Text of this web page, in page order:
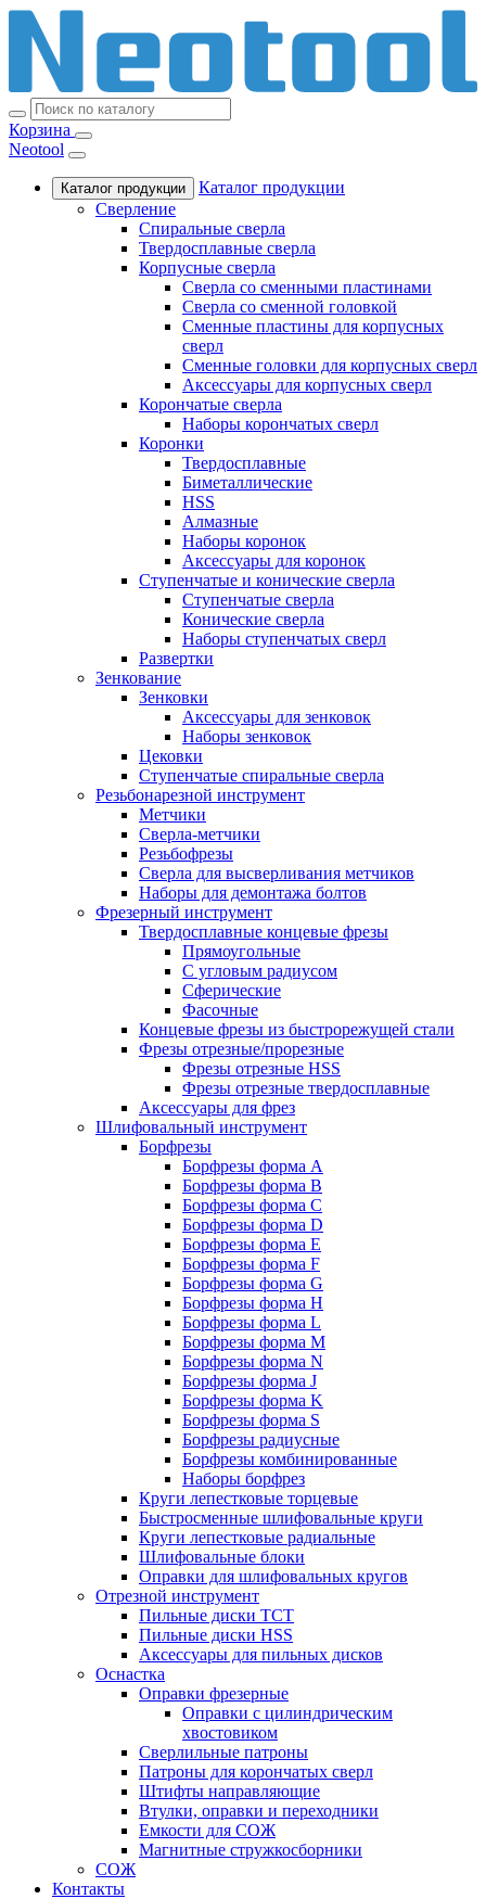
Корзина
Neotool
Каталог продукции
Каталог продукции
Сверление
Спиральные сверла
Твердосплавные сверла
Корпусные сверла
Сверла со сменными пластинами
Сверла со сменной головкой
Сменные пластины для корпусных
сверл
Сменные головки для корпусных сверл
Аксессуары для корпусных сверл
Корончатые сверла
Наборы корончатых сверл
Коронки
Твердосплавные
Биметаллические
HSS
Алмазные
Наборы коронок
Аксессуары для коронок
Ступенчатые и конические сверла
Ступенчатые сверла
Конические сверла
Наборы ступенчатых сверл
Развертки
Зенкование
Зенковки
Аксессуары для зенковок
Наборы зенковок
Цековки
Ступенчатые спиральные сверла
Резьбонарезной инструмент
Метчики
Сверла-метчики
Резьбофрезы
Сверла для высверливания метчиков
Наборы для демонтажа болтов
Фрезерный инструмент
Твердосплавные концевые фрезы
Прямоугольные
С угловым радиусом
Сферические
Фасочные
Концевые фрезы из быстрорежущей стали
Фрезы отрезные/прорезные
Фрезы отрезные HSS
Фрезы отрезные твердосплавные
Аксессуары для фрез
Шлифовальный инструмент
Борфрезы
Борфрезы форма A
Борфрезы форма B
Борфрезы форма C
Борфрезы форма D
Борфрезы форма E
Борфрезы форма F
Борфрезы форма G
Борфрезы форма H
Борфрезы форма L
Борфрезы форма M
Борфрезы форма N
Борфрезы форма J
Борфрезы форма K
Борфрезы форма S
Борфрезы радиусные
Борфрезы комбинированные
Наборы борфрез
Круги лепестковые торцевые
Быстросменные шлифовальные круги
Круги лепестковые радиальные
Шлифовальные блоки
Оправки для шлифовальных кругов
Отрезной инструмент
Пильные диски ТСТ
Пильные диски HSS
Аксессуары для пильных дисков
Оснастка
Оправки фрезерные
Оправки с цилиндрическим
хвостовиком
Сверлильные патроны
Патроны для корончатых сверл
Штифты направляющие
Втулки, оправки и переходники
Емкости для СОЖ
Магнитные стружкосборники
СОЖ
Контакты